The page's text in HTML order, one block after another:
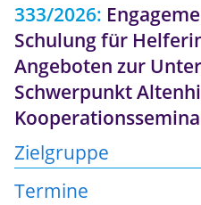
333/2026:
Schulung für
Angeboten zur
Schwerpunkt
Zielgruppe
Termine